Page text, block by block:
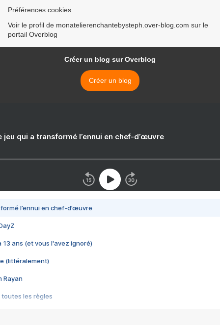
Préférences cookies
Voir le profil de monatelierenchantebysteph.over-blog.com sur le
portail Overblog
Créer un blog sur Overblog
Créer un blog
jeu qui a transformé l’ennui en chef-d’œuvre
l’ennui en chef-d’œuvre
13 ans (et vous l'avez ignoré)
(littéralement)
Rayan
toutes les règles